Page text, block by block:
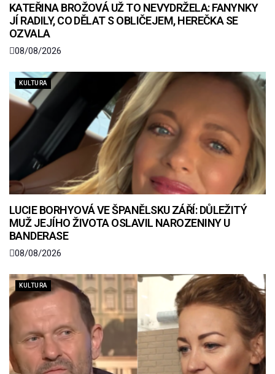
KATEŘINA BROŽOVÁ UŽ TO NEVYDRŽELA: FANYNKY
JÍ RADILY, CO DĚLAT S OBLIČEJEM, HEREČKA SE
OZVALA
08/08/2026
KULTURA
LUCIE BORHYOVÁ VE ŠPANĚLSKU ZÁŘÍ: DŮLEŽITÝ
MUŽ JEJÍHO ŽIVOTA OSLAVIL NAROZENINY U
BANDERASE
08/08/2026
KULTURA